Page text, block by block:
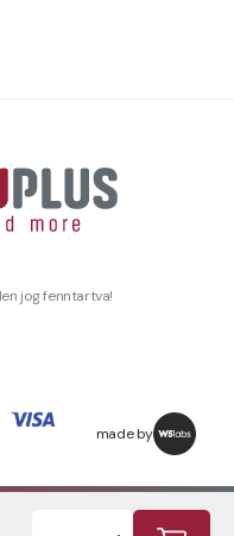
jog fenntartva!
made by